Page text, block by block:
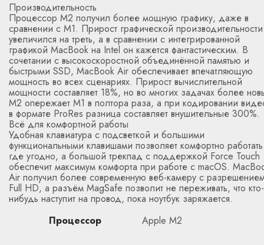
Производительность
Процессор M2 получил более мощную графику, даже в
сравнении с M1. Прирост графической производительности
увеличился на треть, а в сравнении с интегрированной
графикой MacBook на Intel он кажется фантастическим. В
сочетании с высокоскоростной объединённой памятью и
быстрыми SSD, MacBook Air обеспечивает впечатляющую
мощность во всех сценариях. Прирост вычислительной
мощности составляет 18%, но во многих задачах более
М2 опережает M1 в полтора раза, а при кодировании
в формате ProRes разница составляет внушительные 300%.
Всё для комфортной работы
Удобная клавиатура с подсветкой и большими
функциональными клавишами позволяет комфортно работать
где угодно, а большой трекпад с поддержкой Force Touch
обеспечит максимум комфорта при работе с macOS.
Air получил более современную веб-камеру с
Full HD, а разъём MagSafe позволит не переживать, что кто-
нибудь наступит на провод, пока ноутбук заряжается.
Процессор
Apple M2